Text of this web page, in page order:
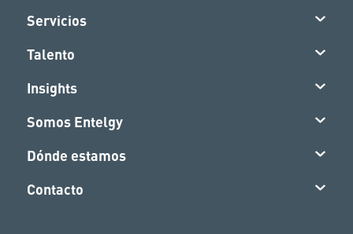
Servicios
Talento
Insights
Somos Entelgy
Dónde estamos
Contacto